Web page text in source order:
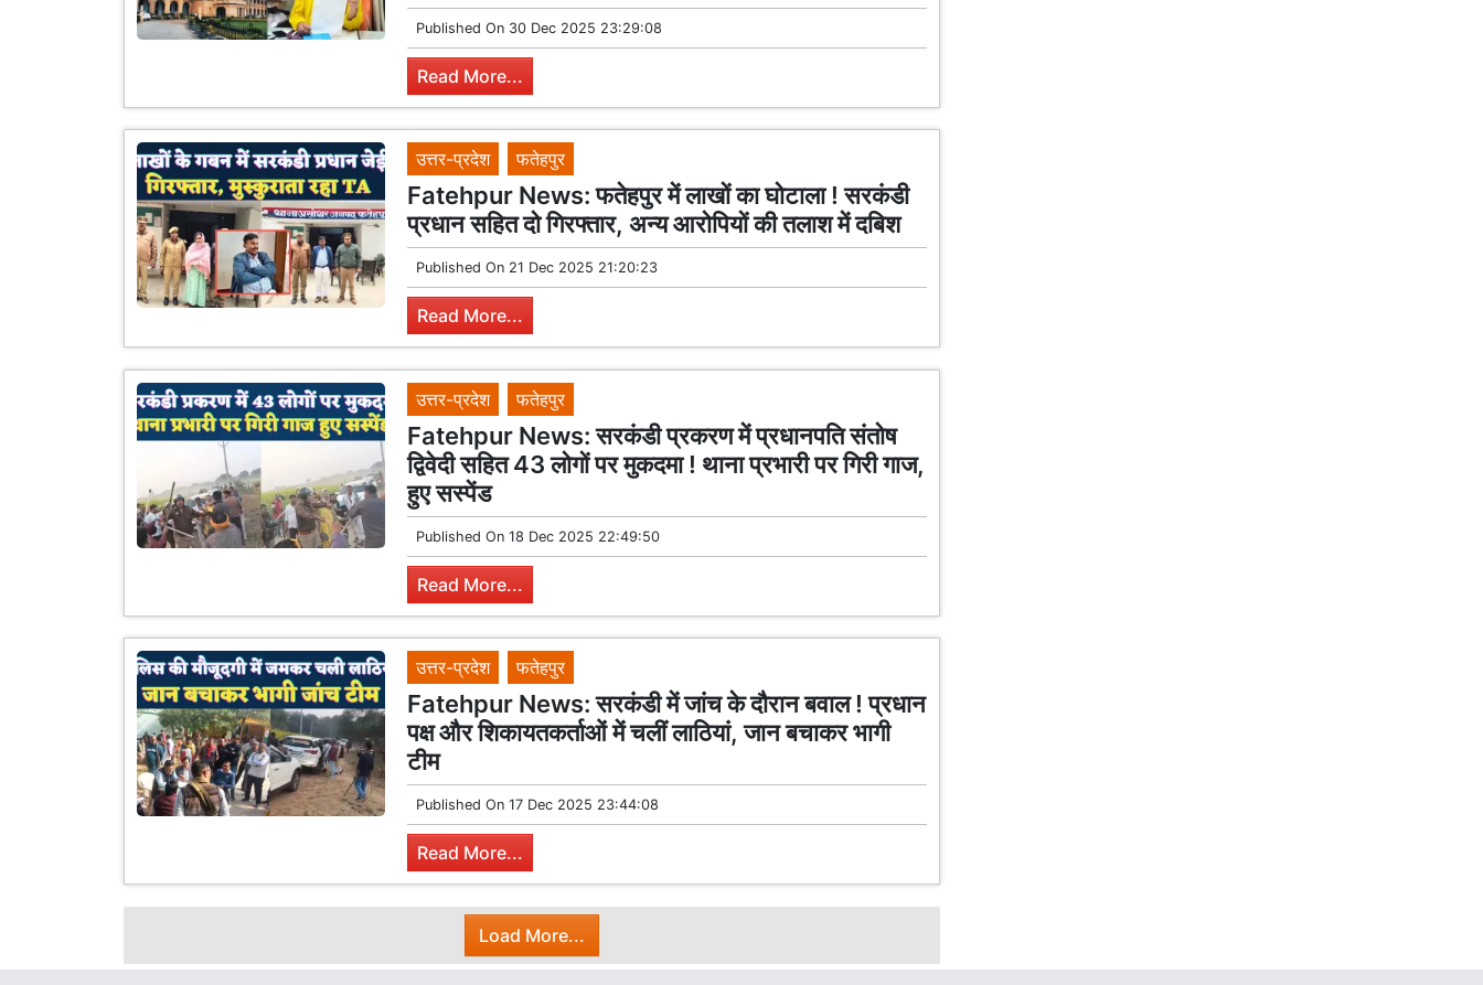
Published On 30 Dec 2025 23:29:08
Read More...
उत्तर-प्रदेश फतेहपुर
Fatehpur News: फतेहपुर में लाखों का घोटाला ! सरकंडी
प्रधान सहित दो गिरफ्तार, अन्य आरोपियों की तलाश में दबिश
Published On 21 Dec 2025 21:20:23
Read More...
उत्तर-प्रदेश फतेहपुर
Fatehpur News: सरकंडी प्रकरण में प्रधानपति संतोष
द्विवेदी सहित 43 लोगों पर मुकदमा ! थाना प्रभारी पर गिरी गाज,
हुए सस्पेंड
Published On 18 Dec 2025 22:49:50
Read More...
उत्तर-प्रदेश फतेहपुर
Fatehpur News: सरकंडी में जांच के दौरान बवाल ! प्रधान
पक्ष और शिकायतकर्ताओं में चलीं लाठियां, जान बचाकर भागी
टीम
Published On 17 Dec 2025 23:44:08
Read More...
Load More...